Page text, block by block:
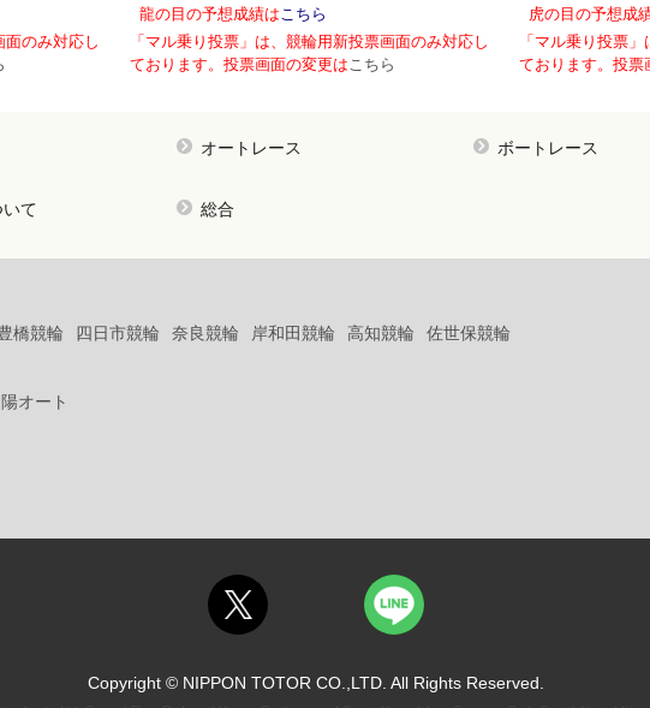
龍の目の予想成績はこちら 虎の目の予想成
面のみ対応し
「マル乗り投票」は、競輪用新投票画面のみ対応し
ております。投票画面の変更はこちら
「マル乗り投票
ております。投票
オートレース ボートレース
て 総合
橋競輪 四日市競輪 奈良競輪 岸和田競輪 高知競輪 佐世保競輪
オート
Copyright © NIPPON TOTOR CO.,LTD. All Rights Reserved.